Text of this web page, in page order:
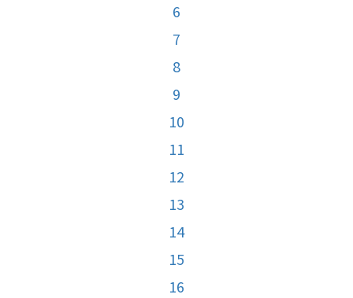
6
7
8
9
10
11
12
13
14
15
16